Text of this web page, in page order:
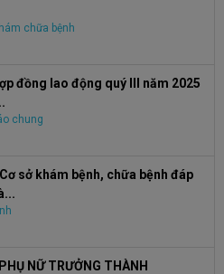
chữa bệnh
đồng lao động quý III năm 2025
chung
sở khám bệnh, chữa bệnh đáp
NỮ TRƯỞNG THÀNH